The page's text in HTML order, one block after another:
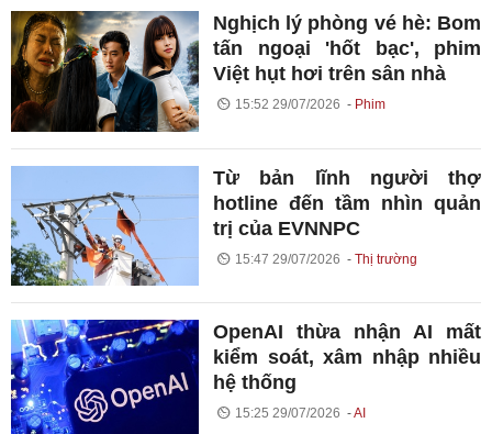
Nghịch lý phòng vé hè: Bom
tấn ngoại 'hốt bạc', phim
Việt hụt hơi trên sân nhà
15:52 29/07/2026 Phim
Từ bản lĩnh người thợ
hotline đến tầm nhìn quản
trị của EVNNPC
15:47 29/07/2026 Thị trường
OpenAI thừa nhận AI mất
kiểm soát, xâm nhập nhiều
hệ thống
15:25 29/07/2026 AI